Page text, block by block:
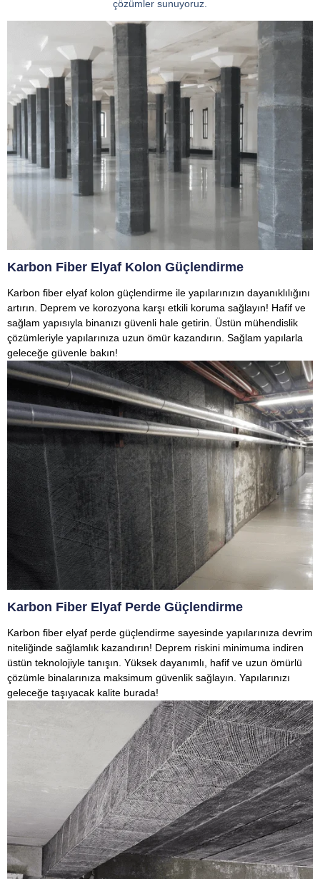
çözümler sunuyoruz.
Karbon Fiber Elyaf Kolon Güçlendirme
Karbon fiber elyaf kolon güçlendirme ile yapılarınızın dayanıklılığını
artırın. Deprem ve korozyona karşı etkili koruma sağlayın! Hafif ve
sağlam yapısıyla binanızı güvenli hale getirin. Üstün mühendislik
çözümleriyle yapılarınıza uzun ömür kazandırın. Sağlam yapılarla
geleceğe güvenle bakın!
Karbon Fiber Elyaf Perde Güçlendirme
Karbon fiber elyaf perde güçlendirme sayesinde yapılarınıza devrim
niteliğinde sağlamlık kazandırın! Deprem riskini minimuma indiren
üstün teknolojiyle tanışın. Yüksek dayanımlı, hafif ve uzun ömürlü
çözümle binalarınıza maksimum güvenlik sağlayın. Yapılarınızı
geleceğe taşıyacak kalite burada!